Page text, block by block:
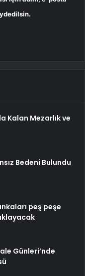
Kalan Mezarlık ve
Bedeni Bulundu
peş peşe
Günleri’nde